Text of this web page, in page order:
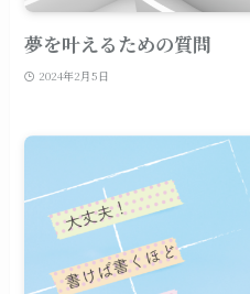
夢を叶えるための質問
2024年2月5日